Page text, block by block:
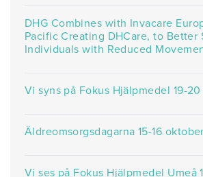
DHG Combines with Invacare
Pacific Creating DHCare, to Better
Individuals with Reduced
Vi syns på Fokus Hjälpmedel 19-
Äldreomsorgsdagarna 15-16 oktober
Vi ses på Fokus Hjälpmedel Umeå